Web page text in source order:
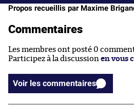
Propos recueillis par Maxime
Commentaires
Les membres ont posté 0
Participez à la discussion en vous
Voir les commentaires